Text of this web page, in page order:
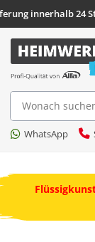
innerhalb 24
Suche
WhatsApp